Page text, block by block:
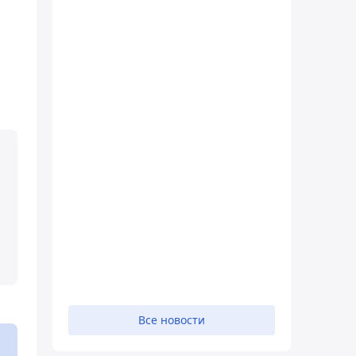
Все новости